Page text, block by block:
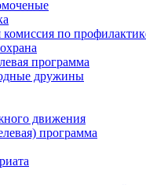
по
программа
дружины
движения
программа